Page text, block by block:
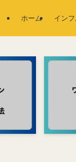
ホーム イン